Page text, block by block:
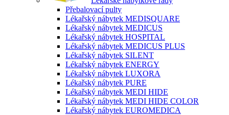
Přebalovací pulty
Lékařský nábytek MEDISQUARE
Lékařský nábytek MEDICUS
Lékařský nábytek HOSPITAL
Lékařský nábytek MEDICUS PLUS
Lékařský nábytek SILENT
Lékařský nábytek ENERGY
Lékařský nábytek LUXORA
Lékařský nábytek PURE
Lékařský nábytek MEDI HIDE
Lékařský nábytek MEDI HIDE COLOR
Lékařský nábytek EUROMEDICA